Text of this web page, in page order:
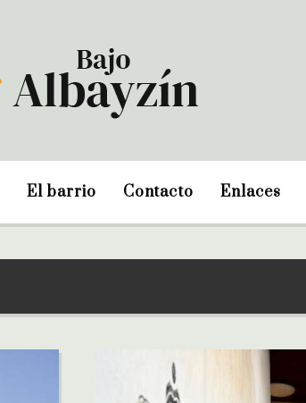
El barrio Contacto Enlaces